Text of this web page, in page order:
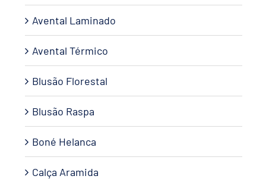
Avental Laminado
Avental Térmico
Blusão Florestal
Blusão Raspa
Boné Helanca
Calça Aramida